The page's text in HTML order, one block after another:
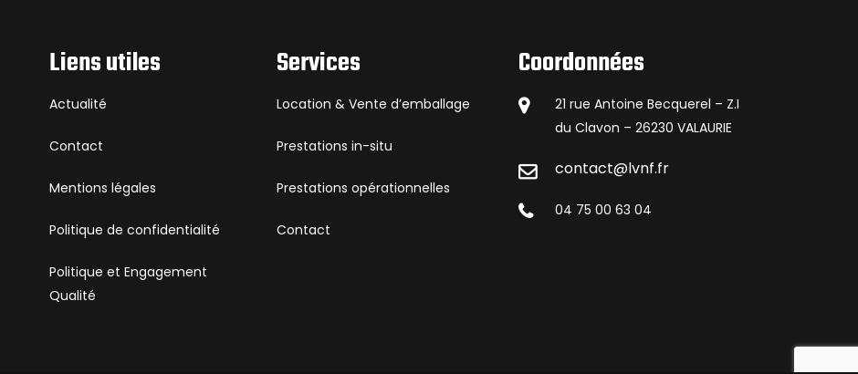
Liens utiles
Actualité
Contact
Mentions légales
Politique de confidentialité
Politique et Engagement
Qualité
Services
Location & Vente d’emballage
Prestations in-situ
Prestations opérationnelles
Contact
Coordonnées
21 rue Antoine Becquerel – Z.I
du Clavon – 26230 VALAURIE
contact@lvnf.fr
04 75 00 63 04